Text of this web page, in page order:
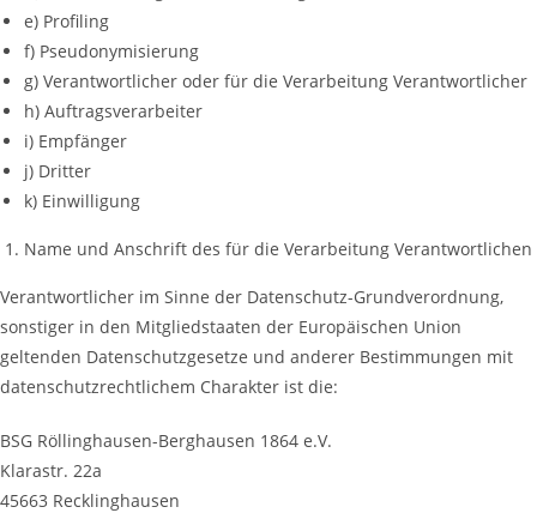
e) Profiling
f) Pseudonymisierung
g) Verantwortlicher oder für die Verarbeitung Verantwortlicher
h) Auftragsverarbeiter
i) Empfänger
j) Dritter
k) Einwilligung
Name und Anschrift des für die Verarbeitung Verantwortlichen
Verantwortlicher im Sinne der Datenschutz-Grundverordnung,
sonstiger in den Mitgliedstaaten der Europäischen Union
geltenden Datenschutzgesetze und anderer Bestimmungen mit
datenschutzrechtlichem Charakter ist die:
BSG Röllinghausen-Berghausen 1864 e.V.
Klarastr. 22a
45663 Recklinghausen